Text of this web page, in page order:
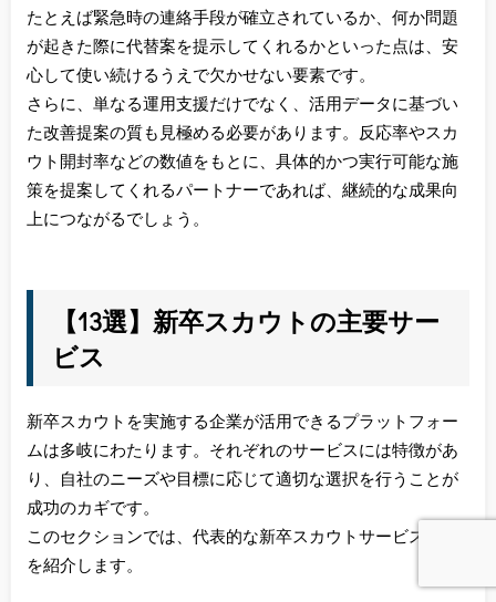
たとえば緊急時の連絡手段が確立されているか、何か問題
が起きた際に代替案を提示してくれるかといった点は、安
心して使い続けるうえで欠かせない要素です。
さらに、単なる運用支援だけでなく、活用データに基づい
た改善提案の質も見極める必要があります。反応率やスカ
ウト開封率などの数値をもとに、具体的かつ実行可能な施
策を提案してくれるパートナーであれば、継続的な成果向
上につながるでしょう。
【13選】新卒スカウトの主要サー
ビス
新卒スカウトを実施する企業が活用できるプラットフォー
ムは多岐にわたります。それぞれのサービスには特徴があ
り、自社のニーズや目標に応じて適切な選択を行うことが
成功のカギです。
このセクションでは、代表的な新卒スカウトサービス13選
を紹介します。